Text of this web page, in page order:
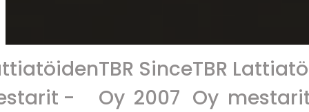
-
TBR
Oy
Since
2007
TBR
Oy
Lattiatöiden
mestarit -